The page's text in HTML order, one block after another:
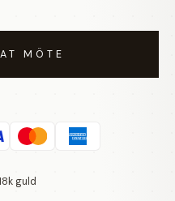
MÖTE
guld